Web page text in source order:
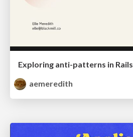
Exploring anti-patterns in Rails
aemeredith